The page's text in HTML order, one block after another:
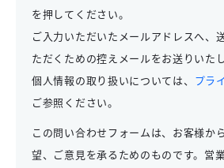
を押してください。
ご入力いただいたメールアドレスへ、
ただくための控えメールをお送りいたし
個人情報の取り扱いについては、 プラ
ご参照ください。
この問い合わせフォームは、お客様か
望、ご意見を承るためのものです。営